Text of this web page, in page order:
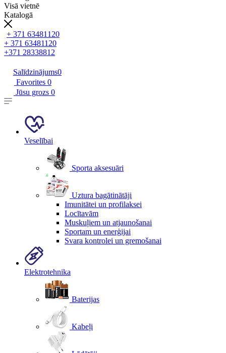
Visā vietnē
Katalogā
+ 371 63481120
+ 371 63481120
+371 28338812
Salīdzinājums0
Favorites 0
Jūsu grozs 0
Veselībai
Sporta aksesuāri
Uztura bagātinātāji
Imunitātei un profilaksei
Locītavām
Muskuļiem un atjaunošanai
Sportam un enerģijai
Svara kontrolei un gremošanai
Elektrotehnika
Baterijas
Kabeļi